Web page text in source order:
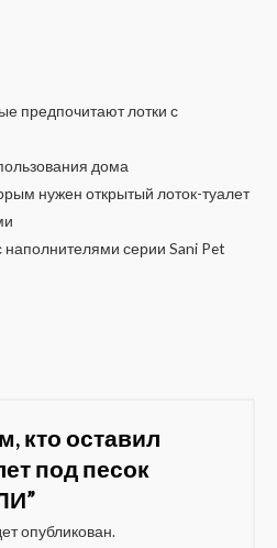
предпочитают лотки с
дома
нужен открытый лоток-туалет
наполнителями серии Sani Pet
кто оставил
под песок
опубликован.